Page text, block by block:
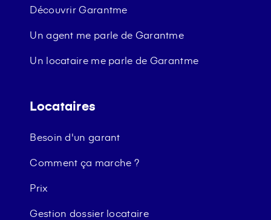
Découvrir Garantme
Un agent me parle de Garantme
Un locataire me parle de Garantme
Locataires
Besoin d'un garant
Comment ça marche ?
Prix
Gestion dossier locataire